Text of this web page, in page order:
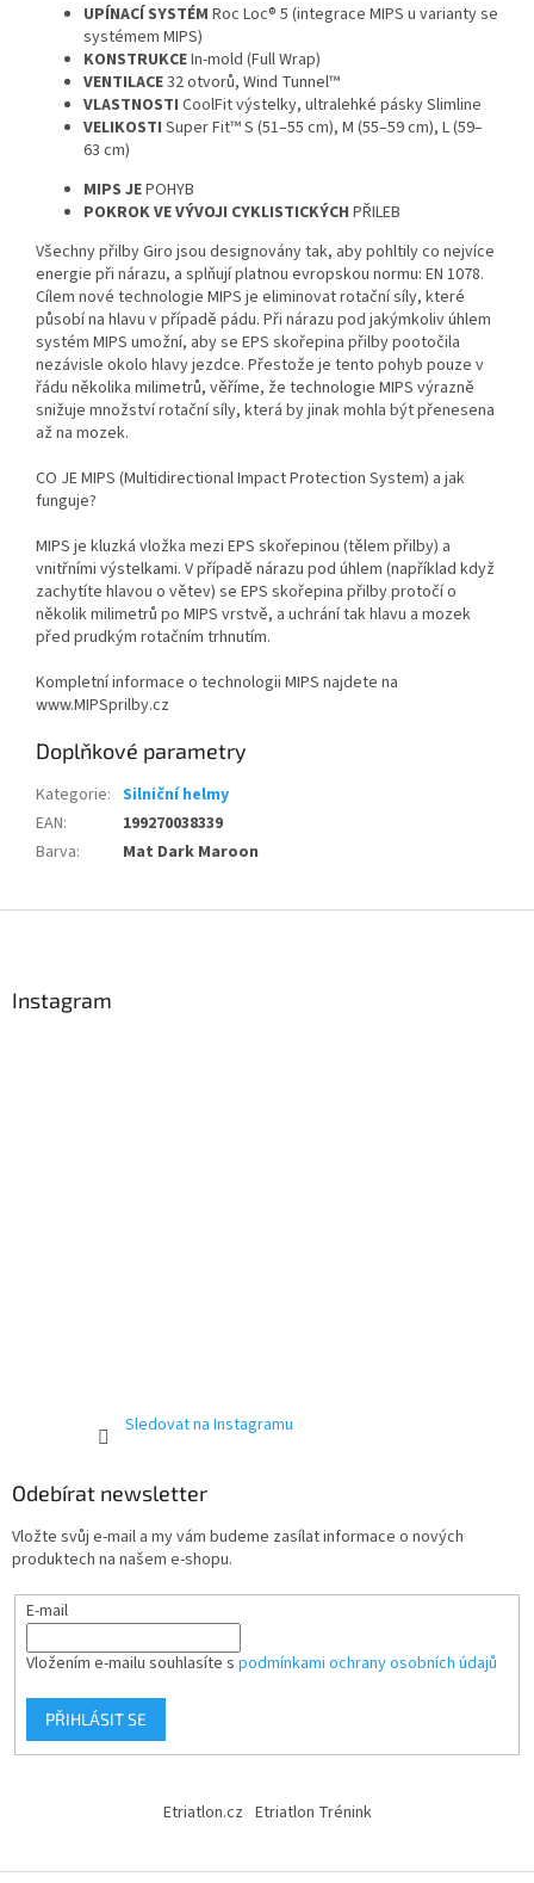
UPÍNACÍ SYSTÉM Roc Loc® 5 (integrace MIPS u varianty se
systémem MIPS)
KONSTRUKCEIn-mold (Full Wrap)
VENTILACE32 otvorů, Wind Tunnel™
VLASTNOSTI CoolFit výstelky, ultralehké pásky Slimline
VELIKOSTI Super Fit™ S (51–55 cm), M (55–59 cm), L (59–
63 cm)
MIPS JEPOHYB
POKROK VE VÝVOJI CYKLISTICKÝCH PŘILEB
Všechny přilby Giro jsou designovány tak, aby pohltily co nejvíce
energie při nárazu, a splňují platnou evropskou normu: EN 1078.
Cílem nové technologie MIPS je eliminovat rotační síly, které
působí na hlavu v případě pádu. Při nárazu pod jakýmkoliv úhlem
systém MIPS umožní, aby se EPS skořepina přilby pootočila
nezávisle okolo hlavy jezdce. Přestože je tento pohyb pouze v
řádu několika milimetrů, věříme, že technologie MIPS výrazně
snižuje množství rotační síly, která by jinak mohla být přenesena
až na mozek.
CO JE MIPS (Multidirectional Impact Protection System) a jak
funguje?
MIPS je kluzká vložka mezi EPS skořepinou (tělem přilby) a
vnitřními výstelkami. V případě nárazu pod úhlem (například když
zachytíte hlavou o větev) se EPS skořepina přilby protočí o
několik milimetrů po MIPS vrstvě, a uchrání tak hlavu a mozek
před prudkým rotačním trhnutím.
Kompletní informace o technologii MIPS najdete na
www.MIPSprilby.cz
Doplňkové parametry
Kategorie: Silniční helmy
EAN:
199270038339
Barva: Mat Dark Maroon
Instagram
Sledovat na Instagramu
Odebírat newsletter
Vložte svůj e-mail a my vám budeme zasílat informace o nových
produktech na našem e-shopu.
E-mail
Vložením e-mailu souhlasíte s podmínkami ochrany osobních údajů
PŘIHLÁSIT SE
Etriatlon.cz Etriatlon Trénink